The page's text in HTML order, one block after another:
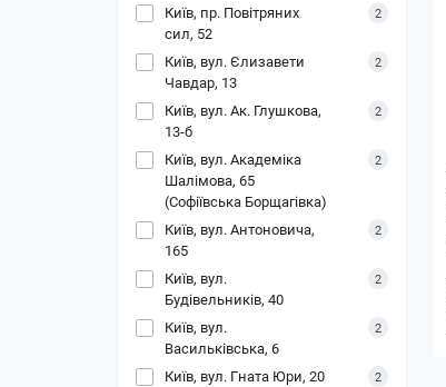
Київ, пр. Повітряних
сил, 52
2
Київ, вул. Єлизавети
Чавдар, 13
2
Київ, вул. Ак. Глушкова,
13-б
2
Київ, вул. Академіка
Шалімова, 65
(Софіївська Борщагівка)
2
Київ, вул. Антоновича,
165
2
Київ, вул.
Будівельників, 40
2
Київ, вул.
Васильківська, 6
2
Київ, вул. Гната Юри, 20 2